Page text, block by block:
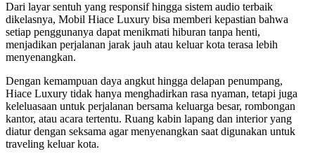
Dari layar sentuh yang responsif hingga sistem audio terbaik
dikelasnya, Mobil Hiace Luxury bisa memberi kepastian bahwa
setiap penggunanya dapat menikmati hiburan tanpa henti,
menjadikan perjalanan jarak jauh atau keluar kota terasa lebih
menyenangkan.
Dengan kemampuan daya angkut hingga delapan penumpang,
Hiace Luxury tidak hanya menghadirkan rasa nyaman, tetapi juga
keleluasaan untuk perjalanan bersama keluarga besar, rombongan
kantor, atau acara tertentu. Ruang kabin lapang dan interior yang
diatur dengan seksama agar menyenangkan saat digunakan untuk
traveling keluar kota.